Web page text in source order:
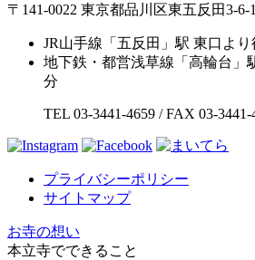
〒141-0022 東京都品川区東五反田3-6-
JR山手線「五反田」駅 東口より
地下鉄・都営浅草線「高輪台」
分
TEL 03-3441-4659 / FAX 03-3441-
プライバシーポリシー
サイトマップ
お寺の想い
本立寺でできること